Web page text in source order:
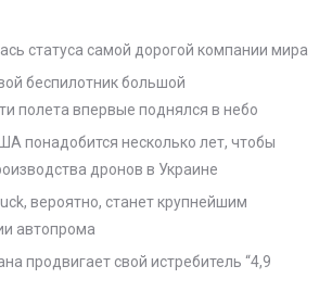
статуса самой дорогой компании мира
беспилотник большой
полета впервые поднялся в небо
понадобится несколько лет, чтобы
дронов в Украине
вероятно, станет крупнейшим
автопрома
продвигает свой истребитель “4,9